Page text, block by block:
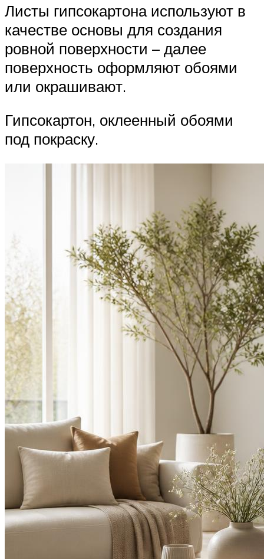
Листы гипсокартона используют в
качестве основы для создания
ровной поверхности – далее
поверхность оформляют обоями
или окрашивают.
Гипсокартон, оклеенный обоями
под покраску.